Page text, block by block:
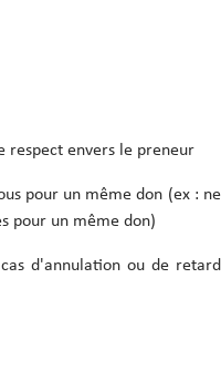
respect envers le preneur
pour un même don (ex : ne
pour un même don)
d'annulation ou de retard